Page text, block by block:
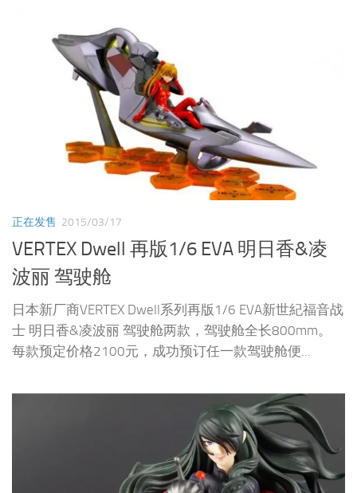
正在发售 2015/03/17
VERTEX Dwell 再版1/6 EVA 明日香&凌
波丽 驾驶舱
日本新厂商VERTEX Dwell系列再版1/6 EVA新世紀福音战
士 明日香&凌波丽 驾驶舱两款，驾驶舱全长800mm。
每款预定价格2100元，成功预订任一款驾驶舱便...